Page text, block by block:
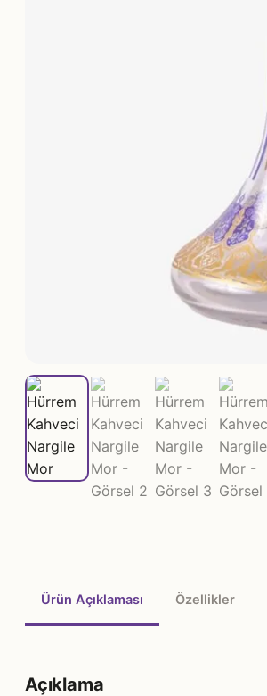
Ürün Açıklaması Özellikler
Açıklama